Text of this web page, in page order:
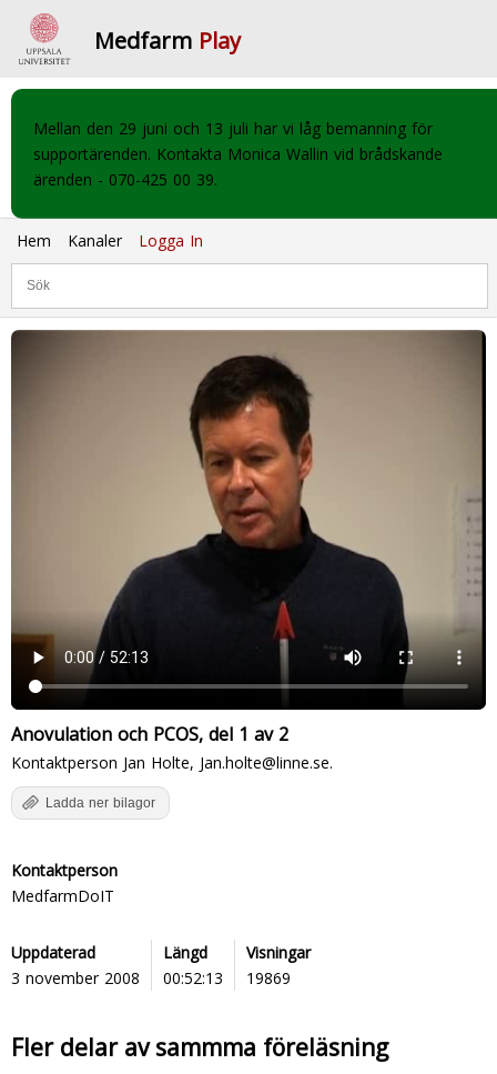
Medfarm Play
Mellan den 29 juni och 13 juli har vi låg bemanning för
supportärenden. Kontakta Monica Wallin vid brådskande
ärenden - 070-425 00 39.
Hem Kanaler Logga In
Anovulation och PCOS, del 1 av 2
Kontaktperson Jan Holte, Jan.holte@linne.se.
Ladda ner bilagor
Kontaktperson
MedfarmDoIT
Uppdaterad
3 november 2008
Längd
00:52:13
Visningar
19869
Fler delar av sammma föreläsning